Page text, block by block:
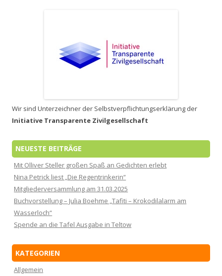
Wir sind Unterzeichner der Selbstverpflichtungserklärung der
Initiative Transparente Zivilgesellschaft
NEUESTE BEITRÄGE
Mit Olliver Steller großen Spaß an Gedichten erlebt
Nina Petrick liest „Die Regentrinkerin“
Mitgliederversammlung am 31.03.2025
Buchvorstellung – Julia Boehme „Tafiti – Krokodilalarm am
Wasserloch“
Spende an die Tafel Ausgabe in Teltow
KATEGORIEN
Allgemein